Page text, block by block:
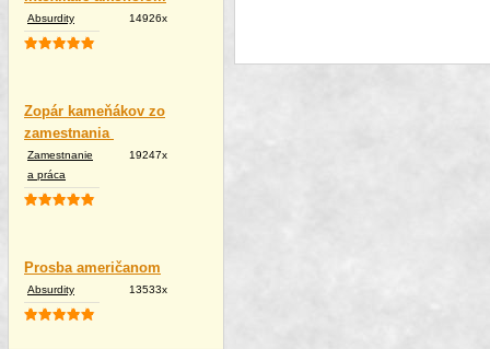
Absurdity 14926x
Zopár kameňákov zo
zamestnania
Zamestnanie
a práca
19247x
Prosba američanom
Absurdity 13533x